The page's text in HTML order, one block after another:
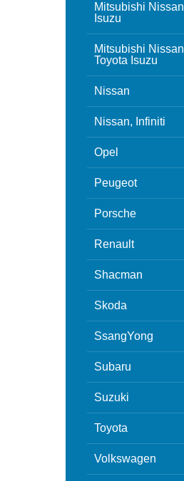
Mitsubishi Nissan
Isuzu
Mitsubishi Nissan
Toyota Isuzu
Nissan
Nissan, Infiniti
Opel
Peugeot
Porsche
Renault
Shacman
Skoda
SsangYong
Subaru
Suzuki
Toyota
Volkswagen